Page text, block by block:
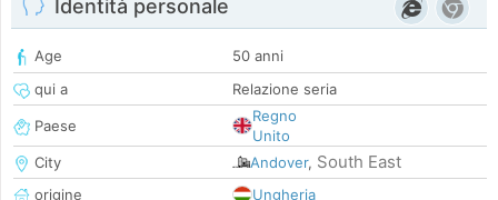
Identità personale
Age
50 anni
qui a
Relazione seria
Paese
Regno
Unito
City
Andover, South East
origine
Ungheria